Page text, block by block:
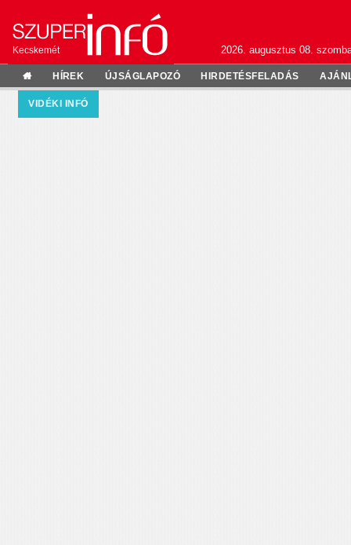
Kecskemét 2026. augusztus 08.
HÍREK ÚJSÁGLAPOZÓ HIRDETÉSFELADÁS
VIDÉKI INFÓ